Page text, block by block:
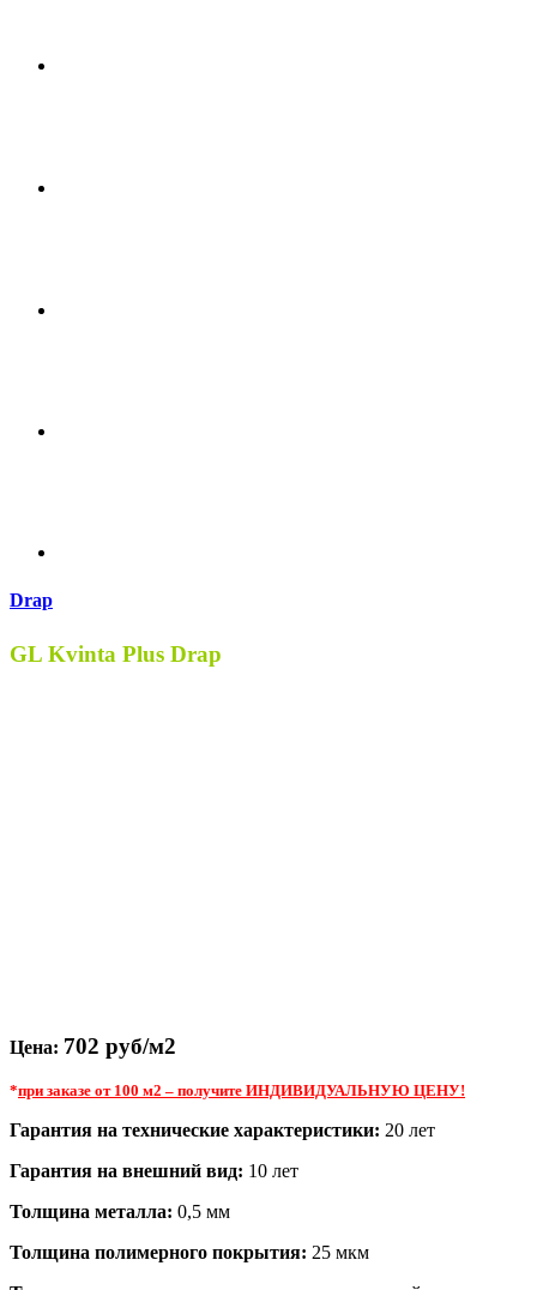
Drap
GL Kvinta Plus Drap
Цена: 702 руб/м2
*при заказе от 100 м2 – получите ИНДИВИДУАЛЬНУЮ ЦЕНУ!
Гарантия на технические характеристики: 20 лет
Гарантия на внешний вид: 10 лет
Толщина металла: 0,5 мм
Толщина полимерного покрытия: 25 мкм